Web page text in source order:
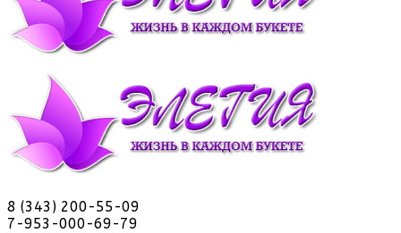
8 (343) 200-55-09
7-953-000-69-79